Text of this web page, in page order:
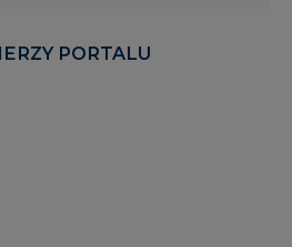
PORTALU